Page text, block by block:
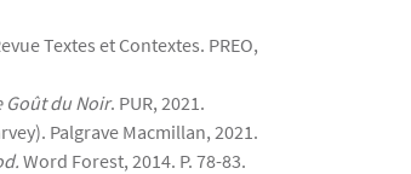
Textes et Contextes. PREO,
Goût du Noir. PUR, 2021.
Palgrave Macmillan, 2021.
Word Forest, 2014. P. 78-83.